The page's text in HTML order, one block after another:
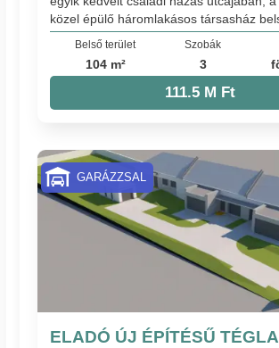
közel épülő háromlakásos társasház
Belső terület
104 m²
Szobák
3
111.5 M Ft
ELADÓ ÚJ ÉPÍTÉSŰ
GARÁZZSAL